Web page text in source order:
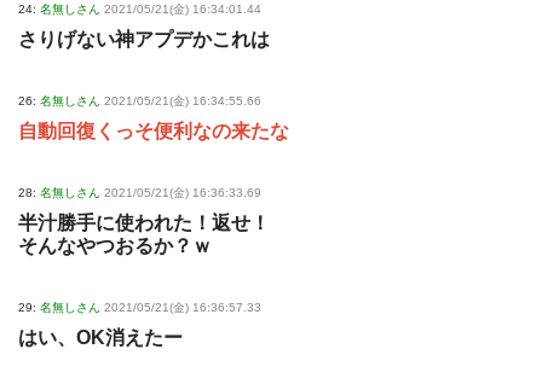
24: 名無しさん 2021/05/21(金) 16:34:01.44
さりげない神アプデかこれは
26: 名無しさん 2021/05/21(金) 16:34:55.66
自動回復くっそ便利なの来たな
28: 名無しさん 2021/05/21(金) 16:36:33.69
半汁勝手に使われた！返せ！
そんなやつおるか？ｗ
29: 名無しさん 2021/05/21(金) 16:36:57.33
はい、OK消えたー